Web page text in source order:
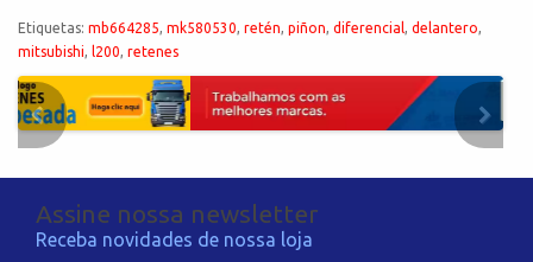
Etiquetas: mb664285 mk580530 retén piñon diferencial delantero
mitsubishi
l200 retenes
Assine nossa newsletter
Receba novidades de nossa loja